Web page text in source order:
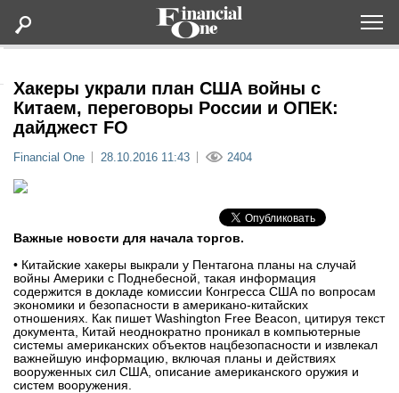
Статьи
Мероприятия
Новости
Интервью
Хакеры украли план США войны с
Китаем, переговоры России и ОПЕК:
дайджест FO
Financial One 28.10.2016 11:43 2404
Важные новости для начала торгов.
• Китайские хакеры выкрали у Пентагона планы на случай
войны Америки с Поднебесной, такая информация
содержится в докладе комиссии Конгресса США по вопросам
экономики и безопасности в американо-китайских
отношениях. Как пишет Washington Free Beacon, цитируя текст
документа, Китай неоднократно проникал в компьютерные
системы американских объектов нацбезопасности и извлекал
важнейшую информацию, включая планы и действиях
вооруженных сил США, описание американского оружия и
систем вооружения.